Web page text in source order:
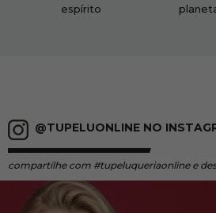
espírito
@TUPELUONLINE NO
compartilhe com #tupeluqueriaonline e